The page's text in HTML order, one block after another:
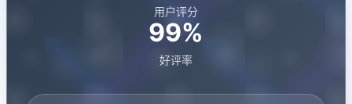
用户评分
99%
好评率